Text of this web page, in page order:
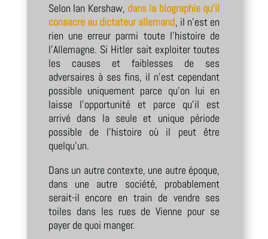
Selon Ian Kershaw, dans la biographie qu’il
consacre au dictateur allemand, il n’est en
rien une erreur parmi toute l’histoire de
l’Allemagne. Si Hitler sait exploiter toutes
les causes et faiblesses de ses
adversaires à ses fins, il n’est cependant
possible uniquement parce qu’on lui en
laisse l’opportunité et parce qu’il est
arrivé dans la seule et unique période
possible de l’histoire où il peut être
quelqu’un.
Dans un autre contexte, une autre époque,
dans une autre société, probablement
serait-il encore en train de vendre ses
toiles dans les rues de Vienne pour se
payer de quoi manger.